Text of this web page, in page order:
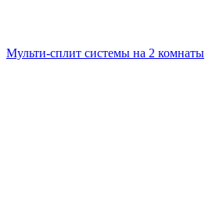
Мульти-сплит системы на 2 комнаты